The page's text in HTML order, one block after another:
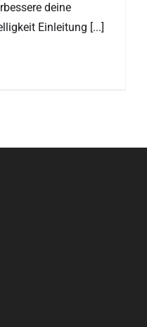
deine
Einleitung [...]